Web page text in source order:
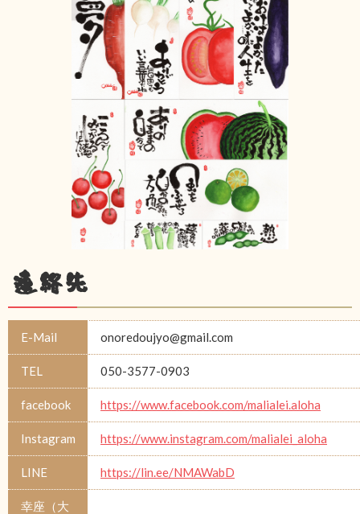
連絡先
E-Mail onoredoujyo@gmail.com
TEL 050-3577-0903
facebook https://www.facebook.com/malialei.aloha
Instagram https://www.instagram.com/malialei_aloha
LINE https://lin.ee/NMAWabD
幸座（大